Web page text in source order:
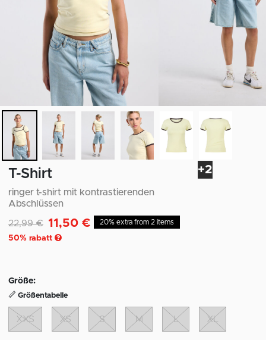
+2
T-Shirt
ringer t-shirt mit kontrastierenden
Abschlüssen
Reduziert von
22,99 €auf11,50 €
50% rabatt
20% extra from 2 items
Größe:
Größentabelle
XXS XS S M L XL